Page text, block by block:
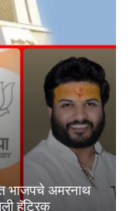
भाजपचे अमरनाथ
हॅट्रिक